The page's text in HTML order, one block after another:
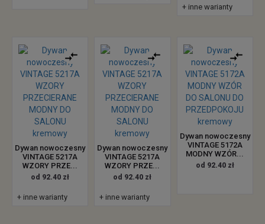
+ inne warianty
Dywan nowoczesny
VINTAGE 5217A
WZORY PRZE...
od 92.40 zł
+ inne warianty
Dywan nowoczesny
VINTAGE 5217A
WZORY PRZE...
od 92.40 zł
+ inne warianty
Dywan nowoczesny
VINTAGE 5172A
MODNY WZÓR...
od 92.40 zł